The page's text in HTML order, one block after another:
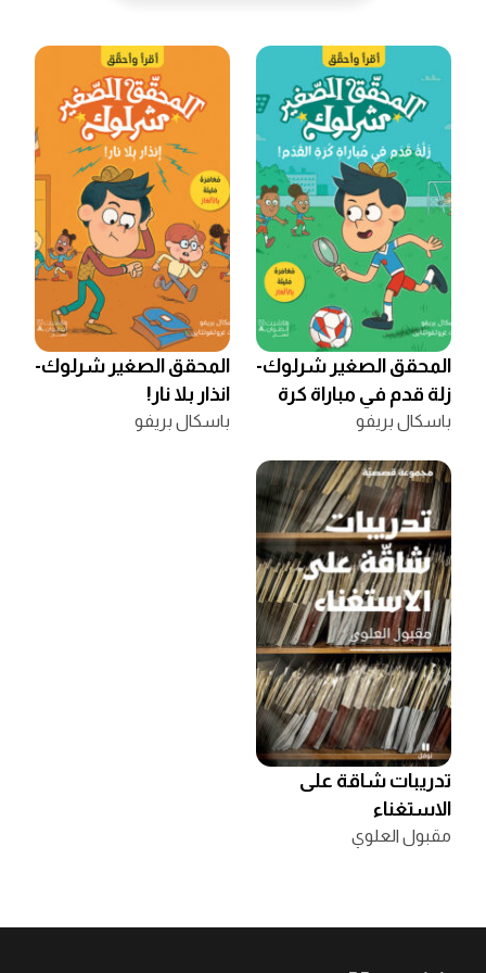
المحقق الصغير شرلوك-
زلة قدم في مباراة كرة
القدم!
باسكال بريفو
المحقق الصغير شرلوك-
انذار بلا نار!
باسكال بريفو
تدريبات شاقة على
الاستغناء
مقبول العلوي